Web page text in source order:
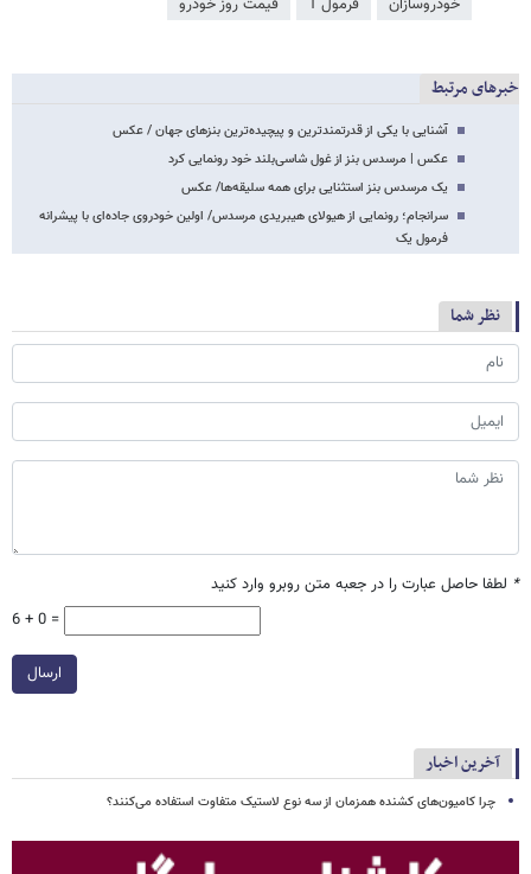
خودروسازان فرمول 1 قیمت روز خودرو
خبرهای مرتبط
آشنایی با یکی از قدرتمندترین و پیچیده‌ترین بنزهای جهان / عکس
عکس | مرسدس بنز از غول شاسی‌بلند خود رونمایی کرد
یک مرسدس بنز استثنایی برای همه سلیقه‌ها/ عکس
سرانجام؛ رونمایی از هیولای هیبریدی مرسدس/ اولین خودروی جاده‌ای با پیشرانه
فرمول یک
نظر شما
* لطفا حاصل عبارت را در جعبه متن روبرو وارد کنید
6 + 0 =
ارسال
آخرین اخبار
چرا کامیون‌های کشنده همزمان از سه نوع لاستیک متفاوت استفاده می‌کنند؟